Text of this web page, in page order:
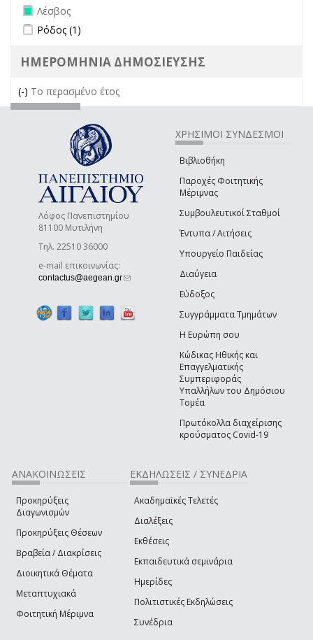
Remove Λέσβος filter
Λέσβος
Apply Ρόδος filter
Ρόδος (1)
ΗΜΕΡΟΜΗΝΙΑ ΔΗΜΟΣΙΕΥΣΗΣ
(-) Remove Το περασμένο έτος filter
Το περασμένο έτος
Λόφος Πανεπιστημίου
81100 Μυτιλήνη
Τηλ. 22510 36000
e-mail επικοινωνίας:
contactus@aegean.gr(link sends e-mail)
ΧΡΗΣΙΜΟΙ ΣΥΝΔΕΣΜΟΙ
Βιβλιοθήκη
Παροχές Φοιτητικής
Μέριμνας
Συμβουλευτικοί Σταθμοί
Έντυπα / Αιτήσεις
Υπουργείο Παιδείας
Διαύγεια
Εύδοξος
Συγγράμματα Τμημάτων
Η Ευρώπη σου
Κώδικας Ηθικής και
Επαγγελματικής
Συμπεριφοράς
Υπαλλήλων του Δημόσιου
Τομέα
Πρωτόκολλα διαχείρισης
κρούσματος Covid-19
ΑΝΑΚΟΙΝΩΣΕΙΣ
Προκηρύξεις
Διαγωνισμών
Προκηρύξεις Θέσεων
Βραβεία / Διακρίσεις
Διοικητικά Θέματα
Μεταπτυχιακά
Φοιτητική Μέριμνα
ΕΚΔΗΛΩΣΕΙΣ / ΣΥΝΕΔΡΙΑ
Ακαδημαϊκές Τελετές
Διαλέξεις
Εκθέσεις
Εκπαιδευτικά σεμινάρια
Ημερίδες
Πολιτιστικές Εκδηλώσεις
Συνέδρια